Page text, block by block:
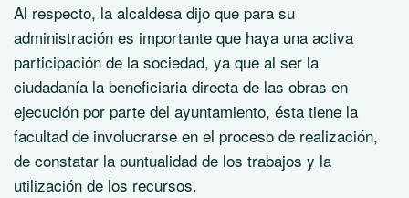
Al respecto, la alcaldesa dijo que para su
administración es importante que haya una activa
participación de la sociedad, ya que al ser la
ciudadanía la beneficiaria directa de las obras en
ejecución por parte del ayuntamiento, ésta tiene la
facultad de involucrarse en el proceso de realización,
de constatar la puntualidad de los trabajos y la
utilización de los recursos.